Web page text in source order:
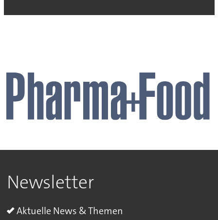
Newsletter
Aktuelle News & Themen